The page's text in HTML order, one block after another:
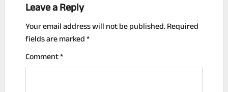
v
i
g
Leave a Reply
Your email address will not be published.Required
fields are marked*
Comment*